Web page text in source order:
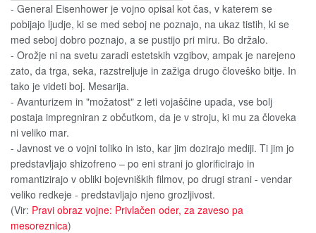
- General Eisenhower je vojno opisal kot čas, v katerem se
pobijajo ljudje, ki se med seboj ne poznajo, na ukaz tistih, ki se
med seboj dobro poznajo, a se pustijo pri miru. Bo držalo.
- Orožje ni na svetu zaradi estetskih vzgibov, ampak je narejeno
zato, da trga, seka, razstreljuje in zažiga drugo človeško bitje. In
tako je videti boj. Mesarija.
- Avanturizem in "možatost" z leti vojaščine upada, vse bolj
postaja impregniran z občutkom, da je v stroju, ki mu za človeka
ni veliko mar.
- Javnost ve o vojni toliko in isto, kar jim dozirajo mediji. Ti jim jo
predstavljajo shizofreno – po eni strani jo glorificirajo in
romantizirajo v obliki bojevniških filmov, po drugi strani - vendar
veliko redkeje - predstavljajo njeno grozljivost.
(Vir: Pravi obraz vojne: Privlačen oder, za zaveso pa
mesoreznica)